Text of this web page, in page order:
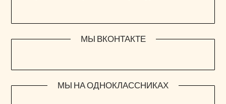
МЫ ВКОНТАКТЕ
МЫ НА ОДНОКЛАССНИКАХ